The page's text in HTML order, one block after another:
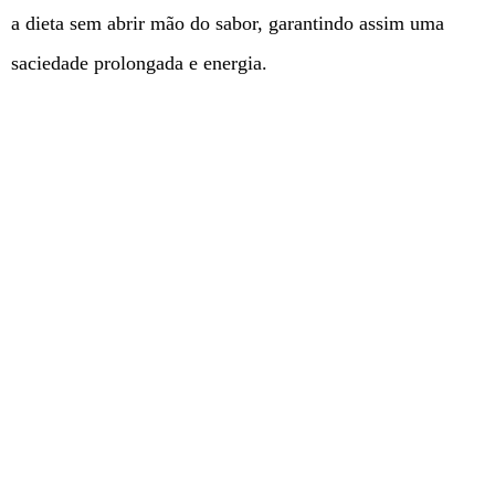
a dieta sem abrir mão do sabor, garantindo assim uma
saciedade prolongada e energia.